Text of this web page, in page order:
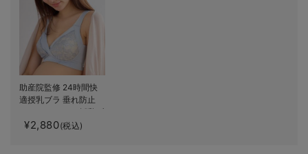
助産院監修 24時間快
適授乳ブラ 垂れ防止
｜ マタニティ・授乳ブ
ラ
¥2,880(税込)